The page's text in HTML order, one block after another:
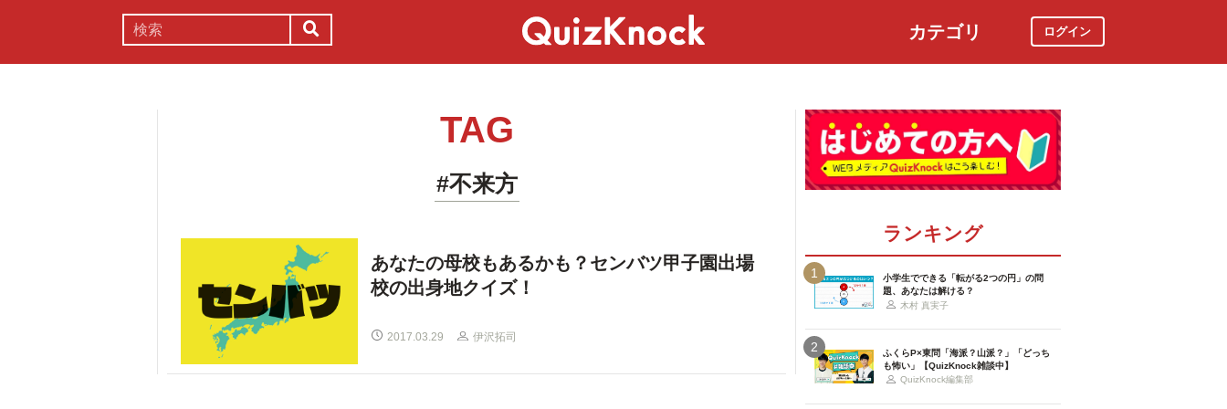
カテゴリ ログイン
TAG
#不来方
あなたの母校もあるかも？センバツ甲子園出場
校の出身地クイズ！
2017.03.29 伊沢拓司
ランキング
1
小学生でできる「転がる2つの円」の問
題、あなたは解ける？
木村 真実子
2
ふくらP×東問「海派？山派？」「どっち
も怖い」【QuizKnock雑談中】
QuizKnock編集部